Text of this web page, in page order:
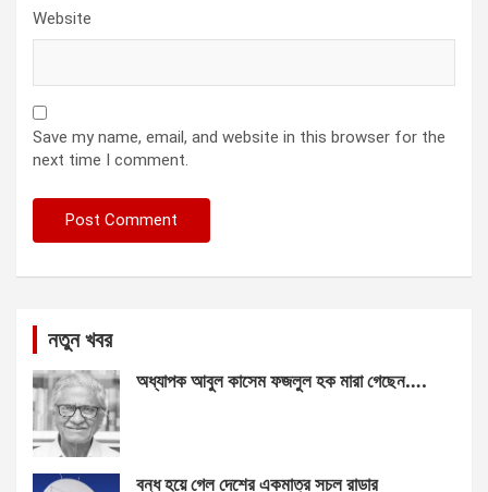
Website
Save my name, email, and website in this browser for the
next time I comment.
নতুন খবর
অধ্যাপক আবুল কাসেম ফজলুল হক মারা গেছেন….
বন্ধ হয়ে গেল দেশের একমাত্র সচল রাডার